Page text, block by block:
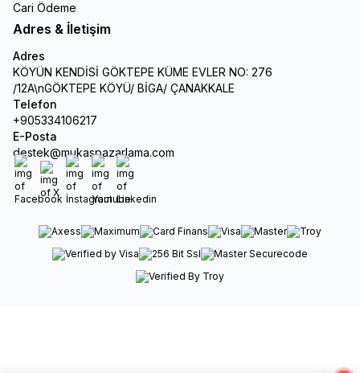
Cari Ödeme
Adres & İletişim
Adres
KÖYÜN KENDİSİ GÖKTEPE KÜME EVLER NO: 276
/12A\nGÖKTEPE KÖYÜ/ BİGA/ ÇANAKKALE
Telefon
+905334106217
E-Posta
destek@mukaspazarlama.com
Facebook
X İnstagram
Youtube